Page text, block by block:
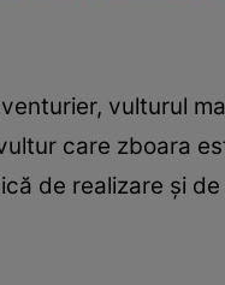
vulturul
care zboara
de realizare şi